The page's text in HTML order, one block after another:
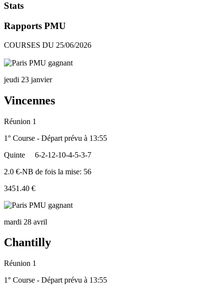
Stats
Rapports PMU
COURSES DU 25/06/2026
jeudi 23 janvier
Vincennes
Réunion 1
1° Course - Départ prévu à 13:55
Quinte
6-2-12-10-4-5-3-7
2.0 €-NB de fois la mise: 56
3451.40 €
mardi 28 avril
Chantilly
Réunion 1
1° Course - Départ prévu à 13:55